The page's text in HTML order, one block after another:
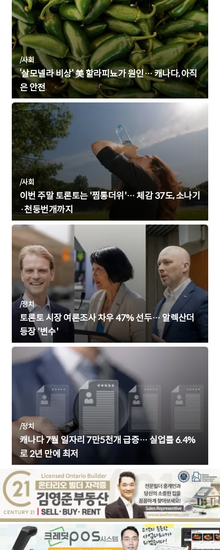
/사회
‘살모넬라 비상’ 美 할라피뇨가 원인… 캐나다, 아직
은 안전
/사회
이번 주말 토론토는 '찜통더위'… 체감 37도, 소나기
·천둥번개까지
/정치
토론토 시장 여론조사 차우 47% 선두… 알렉산더
등장 '변수'
/정치
캐나다 7월 일자리 7만5천개 급증… 실업률 6.4%
로 2년 만에 최저